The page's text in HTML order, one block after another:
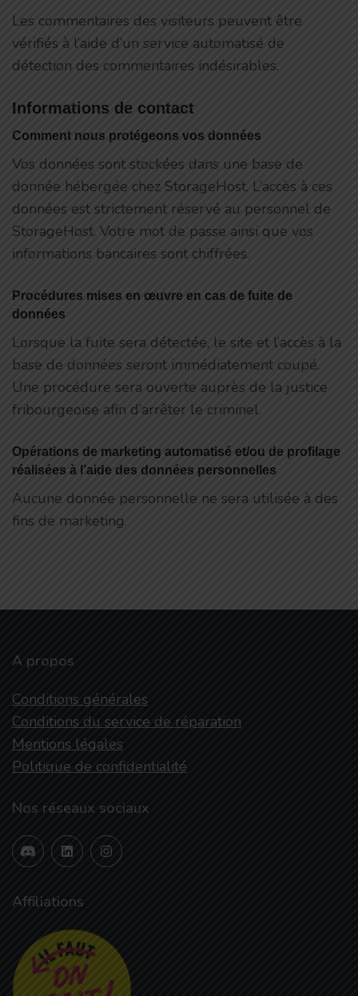
Les commentaires des visiteurs peuvent être
vérifiés à l’aide d’un service automatisé de
détection des commentaires indésirables.
Informations de contact
Comment nous protégeons vos données
Vos données sont stockées dans une base de
donnée hébergée chez StorageHost. L’accès à ces
données est strictement réservé au personnel de
StorageHost. Votre mot de passe ainsi que vos
informations bancaires sont chiffrées.
Procédures mises en œuvre en cas de fuite de
données
Lorsque la fuite sera détectée, le site et l’accès à la
base de données seront immédiatement coupé.
Une procédure sera ouverte auprès de la justice
fribourgeoise afin d’arrêter le criminel.
Opérations de marketing automatisé et/ou de profilage
réalisées à l’aide des données personnelles
Aucune donnée personnelle ne sera utilisée à des
fins de marketing.
A propos
Conditions générales
Conditions du service de réparation
Mentions légales
Politique de confidentialité
Nos réseaux sociaux
Affiliations